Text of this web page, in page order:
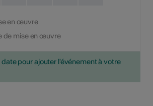
en œuvre
de mise en œuvre
date pour ajouter l'événement à votre